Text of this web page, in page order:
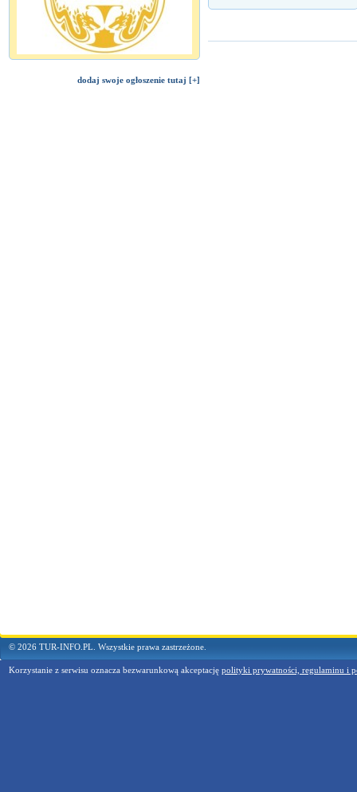
dodaj swoje ogłoszenie tutaj [+]
© 2026 TUR-INFO.PL. Wszystkie prawa zastrzeżone.
Korzystanie z serwisu oznacza bezwarunkową akceptację polityki prywatności, regulaminu i